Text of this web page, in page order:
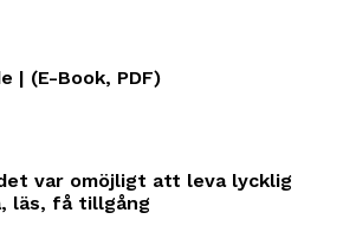
| (E-Book, PDF)
var omöjligt att leva lycklig
läs, få tillgång